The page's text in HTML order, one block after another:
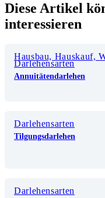
Diese Artikel
interessieren
Hausbau, Hauskauf,
Darlehensarten
Annuitätendarlehen
Darlehensarten
Tilgungsdarlehen
Darlehensarten